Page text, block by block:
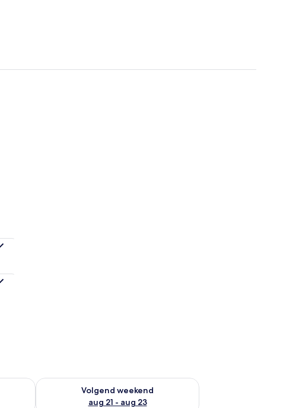
voor dit weekend aug 14 - aug 16
Volgend weekend
aug 21 - aug 23
De beschikbaarheid controleren voor volgend weekend aug